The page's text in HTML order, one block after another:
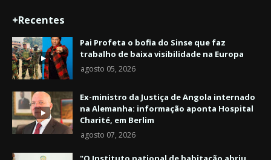
+Recentes
Pai Profeta o bofia do Sinse que faz
trabalho de baixa visibilidade na Europa
agosto 05, 2026
Ex-ministro da Justiça de Angola internado
na Alemanha: informação aponta Hospital
Charité, em Berlim
agosto 07, 2026